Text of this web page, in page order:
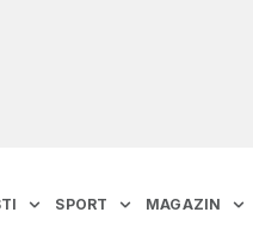
SPORT MAGAZIN